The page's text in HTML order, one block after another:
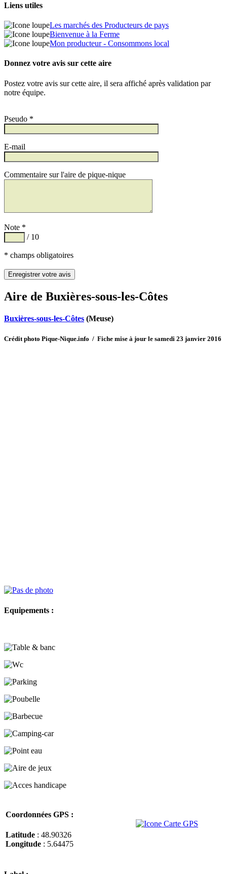
Liens utiles
Les marchés des Producteurs de pays
Bienvenue à la Ferme
Mon producteur - Consommons local
Donnez votre avis sur cette aire
Postez votre avis sur cette aire, il sera affiché après validation par
notre équipe.
Pseudo *
E-mail
Commentaire sur l'aire de pique-nique
Note *
/ 10
* champs obligatoires
Aire de Buxières-sous-les-Côtes
Buxières-sous-les-Côtes (Meuse)
Crédit photo Pique-Nique.info / Fiche mise à jour le samedi 23 janvier 2016
Equipements :
Coordonnées GPS :
Latitude : 48.90326
Longitude : 5.64475